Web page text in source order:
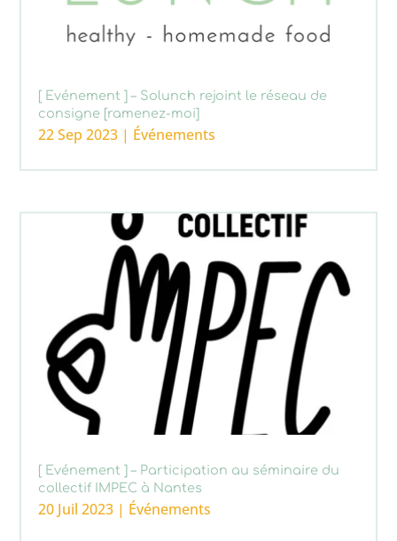
[ Evénement ] – Solunch rejoint le réseau de
consigne [ramenez-moi]
22 Sep 2023 | Événements
[ Evénement ] – Participation au séminaire du
collectif IMPEC à Nantes
20 Juil 2023 | Événements